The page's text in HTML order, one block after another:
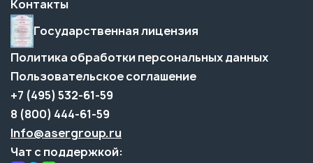
Контакты
Государственная лицензия
Политика обработки персональных данных
Пользовательское соглашение
+7 (495) 532-61-59
8 (800) 444-61-59
Info@asergroup.ru
Чат с поддержкой: